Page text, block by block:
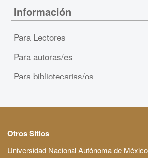
Información
Para Lectores
Para autoras/es
Para bibliotecarias/os
Otros Sitios
Universidad Nacional Autónoma de México